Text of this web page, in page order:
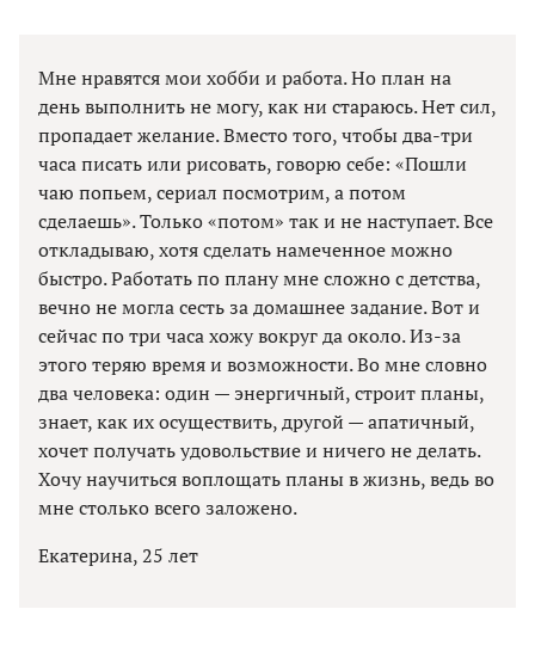
Мне нравятся мои хобби и работа. Но план на
день выполнить не могу, как ни стараюсь. Нет сил,
пропадает желание. Вместо того, чтобы два-три
часа писать или рисовать, говорю себе: «Пошли
чаю попьем, сериал посмотрим, а потом
сделаешь». Только «потом» так и не наступает. Все
откладываю, хотя сделать намеченное можно
быстро. Работать по плану мне сложно с детства,
вечно не могла сесть за домашнее задание. Вот и
сейчас по три часа хожу вокруг да около. Из-за
этого теряю время и возможности. Во мне словно
два человека: один — энергичный, строит планы,
знает, как их осуществить, другой — апатичный,
хочет получать удовольствие и ничего не делать.
Хочу научиться воплощать планы в жизнь, ведь во
мне столько всего заложено.
Екатерина, 25 лет